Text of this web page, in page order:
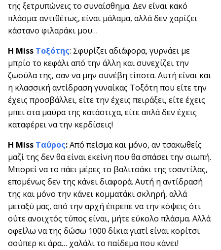
της ξετρυπώνεις το συναίσθημα. Δεν είναι κακό
πλάσμα: αντιθέτως, είναι μάλαμα, αλλά δεν χαρίζει
κάστανο φιλαράκι μου…
Η Miss Τοξότης: Σφυρίζει αδιάφορα, γυρνάει με
μπρίο το κεφάλι από την άλλη και συνεχίζει την
ζωούλα της, σαν να μην συνέβη τίποτα. Αυτή είναι και
η κλασσική αντίδραση γυναίκας Τοξότη που είτε την
έχεις προσβάλλει, είτε την έχεις πειράξει, είτε έχεις
μπει στα μαύρα της κατάστιχα, είτε απλά δεν έχεις
καταφέρει να την κερδίσεις!
Η Miss Ταύρος:Από πείσμα και μόνο, αν τσακωθείς
μαζί της δεν θα είναι εκείνη που θα σπάσει την σιωπή.
Μπορεί να το πάει μέρες το βαλιτσάκι της τσαντίλας,
επομένως δεν της κάνει διαφορά. Αυτή η αντίδρασή
της και μόνο την κάνει κομματάκι σκληρή, αλλά
μεταξύ μας, από την αρχή έπρεπε να την κόψεις ότι
ούτε ανοιχτός τύπος είναι, μήτε εύκολο πλάσμα. Αλλά
οφείλω να της δώσω 1000 δίκια γιατί είναι κορίτσι
σούπερ κι άρα… χαλάλι το παίδεμα που κάνει!